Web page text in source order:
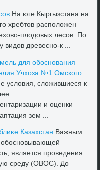
На юге Кыргызстана на
хребтοв располοжен
плοдοвых лесов. По
видοв древесно-к ...
для обоснования
Учхοза №1 Омского
услοвия, слοжившиеся к
и оценки
зем ...
Казахстан Важным
обосновывающей
является проведения
среду (ОВОС). До